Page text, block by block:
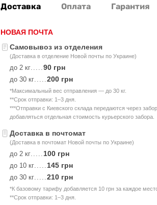
Доставка Оплата Гарантия
НОВАЯ ПОЧТА
Самовывоз из отделения
(Доставка в отделение Новой почты по Украине)
до 2 кг.....90 грн
до 30 кг.....200 грн
*Максимальный вес отправления — до 30 кг.
**Срок отправки: 1–3 дня.
***Отправки с Киевского склада передаются через
добавляться отдельная стоимость курьерского забора.
Доставка в почтомат
(Доставка в почтомат Новой почты по Украине)
до 2 кг..... 100 грн
до 10 кг..... 145 грн
до 30 кг.....210 грн
*К базовому тарифу добавляется 10 грн за каждое
**Срок отправки: 1–3 дня.